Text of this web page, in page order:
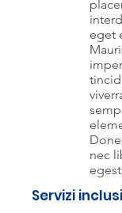
eget
nec
Servizi inclusi